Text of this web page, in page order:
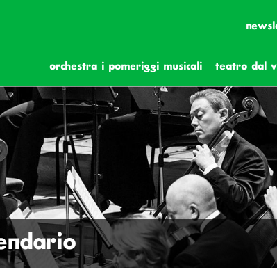
orchestra i pomeriggi musicali teatro dal